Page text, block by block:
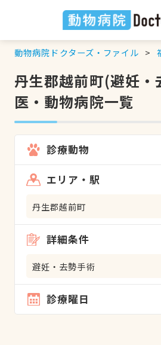
動物病院ドクターズ・ファイル
丹生郡越前町(避妊・
医・動物病院一覧
診療動物
エリア・駅
丹生郡越前町
詳細条件
避妊・去勢手術
診療曜日